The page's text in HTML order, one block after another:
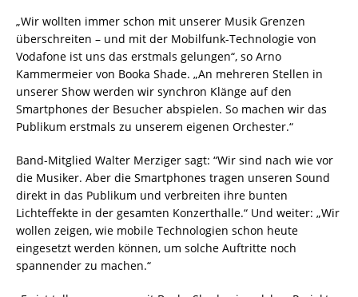
„Wir wollten immer schon mit unserer Musik Grenzen
überschreiten – und mit der Mobilfunk-Technologie von
Vodafone ist uns das erstmals gelungen“, so Arno
Kammermeier von Booka Shade. „An mehreren Stellen in
unserer Show werden wir synchron Klänge auf den
Smartphones der Besucher abspielen. So machen wir das
Publikum erstmals zu unserem eigenen Orchester.“
Band-Mitglied Walter Merziger sagt: “Wir sind nach wie vor
die Musiker. Aber die Smartphones tragen unseren Sound
direkt in das Publikum und verbreiten ihre bunten
Lichteffekte in der gesamten Konzerthalle.“ Und weiter: „Wir
wollen zeigen, wie mobile Technologien schon heute
eingesetzt werden können, um solche Auftritte noch
spannender zu machen.“